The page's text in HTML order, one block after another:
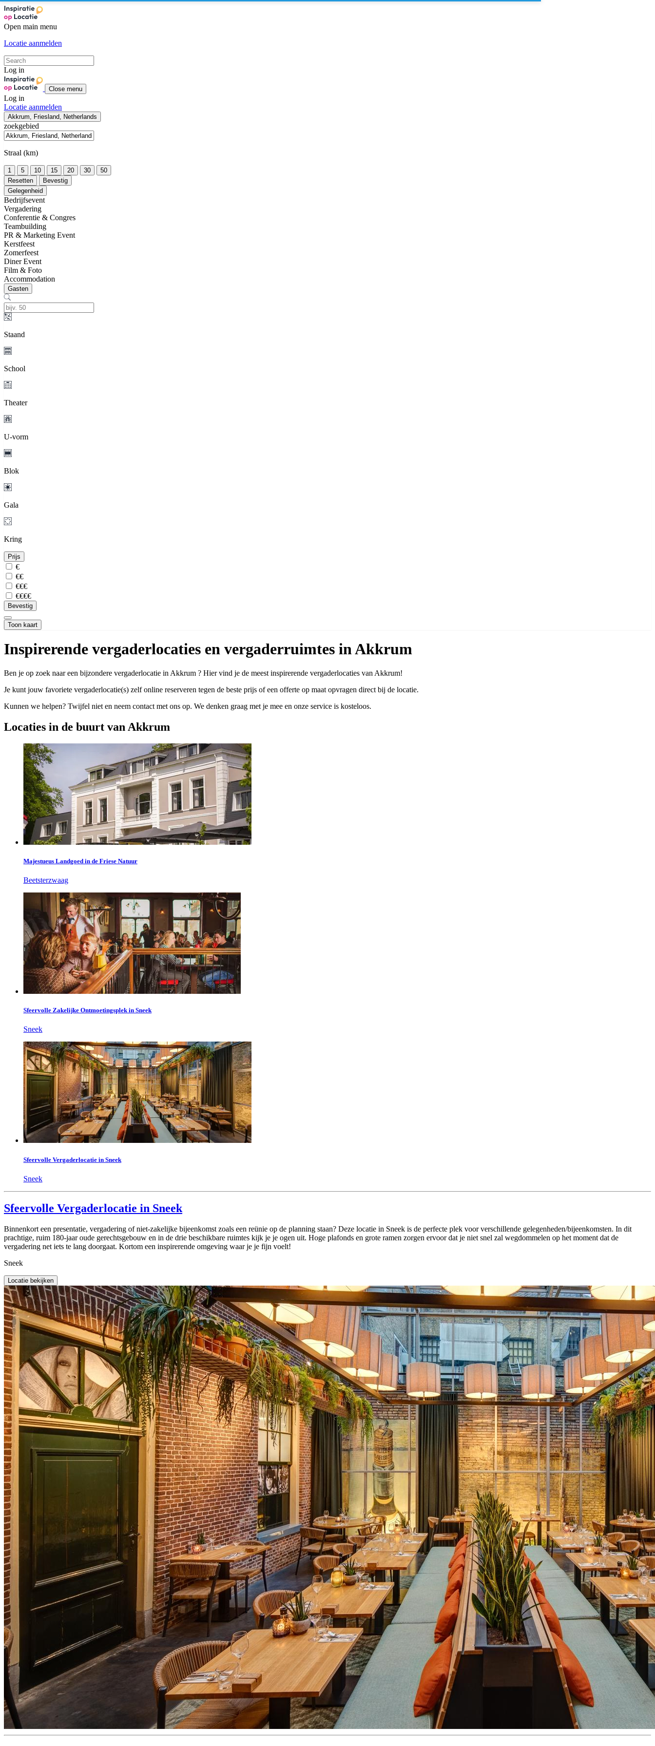
Open main menu
Locatie aanmelden
Log in
Close menu
Log in
Locatie aanmelden
Akkrum, Friesland, Netherlands
zoekgebied
Straal (km)
1 5 10 15 20 30
50
Resetten
Bevestig
Gelegenheid
Bedrijfsevent
Vergadering
Conferentie & Congres
Teambuilding
PR & Marketing Event
Kerstfeest
Zomerfeest
Diner Event
Film & Foto
Accommodation
Gasten
Staand
School
Theater
U-vorm
Blok
Gala
Kring
Prijs
€
€€
€€€
€€€€
Bevestig
Toon kaart
Inspirerende vergaderlocaties en vergaderruimtes in Akkrum
Ben je op zoek naar een bijzondere vergaderlocatie in Akkrum ? Hier vind je de meest inspirerende vergaderlocaties van Akkrum!
Je kunt jouw favoriete vergaderlocatie(s) zelf online reserveren tegen de beste prijs of een offerte op maat opvragen direct bij de locatie.
Kunnen we helpen? Twijfel niet en neem contact met ons op. We denken graag met je mee en onze service is kosteloos.
Locaties in de buurt van Akkrum
Majestueus Landgoed in de Friese Natuur
Beetsterzwaag
Sfeervolle Zakelijke Ontmoetingsplek in Sneek
Sneek
Sfeervolle Vergaderlocatie in Sneek
Sneek
Sfeervolle Vergaderlocatie in Sneek
Binnenkort een presentatie, vergadering of niet-zakelijke bijeenkomst zoals een reünie op de planning staan? Deze locatie in Sneek is de perfecte plek voor verschillende gelegenheden/bijeenkomsten. In dit
prachtige, ruim 180-jaar oude gerechtsgebouw en in de drie beschikbare ruimtes kijk je je ogen uit. Hoge plafonds en grote ramen zorgen ervoor dat je niet snel zal wegdommelen op het moment dat de
vergadering net iets te lang doorgaat. Kortom een inspirerende omgeving waar je je fijn voelt!
Sneek
Locatie bekijken